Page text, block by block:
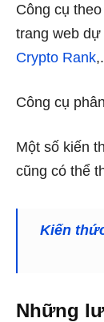
Công cụ
trang web
Crypto Rank
Công cụ
Một số kiến
cũng có thể
Kiến
Những